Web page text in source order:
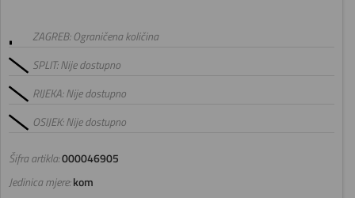
Šifra artikla:000046905
ZAGREB: Ograničena količina
SPLIT: Nije dostupno
RIJEKA: Nije dostupno
OSIJEK: Nije dostupno
Jedinica mjere:kom